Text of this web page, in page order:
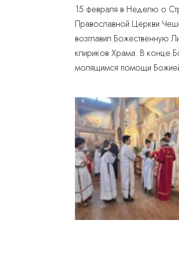
15 февраля в Неделю о
Православной Церкви
возглавил Божественную
клириков Храма. В конце
молящимся помощи